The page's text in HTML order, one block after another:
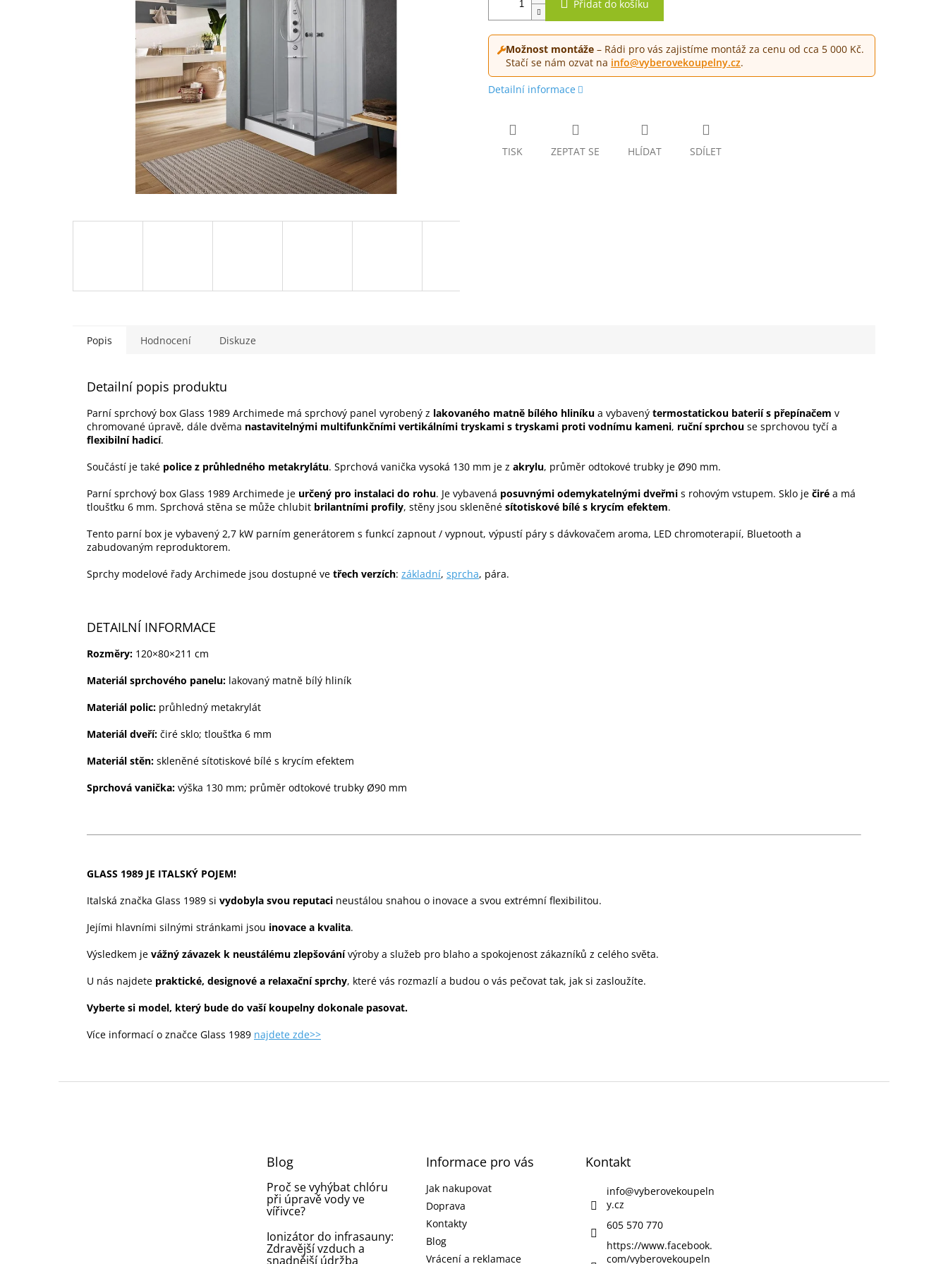
Přidat do košíku
Možnost montáže – Rádi pro vás zajistíme montáž za cenu od cca 5 000 Kč.
Stačí se nám ozvat na info@vyberovekoupelny.cz.
Detailní informace
TISK ZEPTAT SE HLÍDAT SDÍLET
Popis Hodnocení Diskuze
Detailní popis produktu
Parní sprchový box Glass 1989 Archimede má sprchový panel vyrobený z lakovaného matně bílého hliníku a vybavený termostatickou baterií s přepínačem v
chromované úpravě, dále dvěma nastavitelnými multifunkčními vertikálními tryskami s tryskami proti vodnímu kameni, ruční sprchou se sprchovou tyčí a
flexibilní hadicí.
Součástí je také police z průhledného metakrylátu. Sprchová vanička vysoká 130 mm je z akrylu, průměr odtokové trubky je Ø90 mm.
Parní sprchový box Glass 1989 Archimede je určený pro instalaci do rohu. Je vybavená posuvnými odemykatelnými dveřmi s rohovým vstupem. Sklo je čiré a má
tloušťku 6 mm. Sprchová stěna se může chlubit brilantními profily, stěny jsou skleněné sítotiskové bílé s krycím efektem.
Tento parní box je vybavený 2,7 kW parním generátorem s funkcí zapnout / vypnout, výpustí páry s dávkovačem aroma, LED chromoterapií, Bluetooth a
zabudovaným reproduktorem.
Sprchy modelové řady Archimede jsou dostupné ve třech verzích: základní, sprcha, pára.
DETAILNÍ INFORMACE
Rozměry: 120×80×211 cm
Materiál sprchového panelu: lakovaný matně bílý hliník
Materiál polic: průhledný metakrylát
Materiál dveří: čiré sklo; tloušťka 6 mm
Materiál stěn: skleněné sítotiskové bílé s krycím efektem
Sprchová vanička: výška 130 mm; průměr odtokové trubky Ø90 mm
GLASS 1989 JE ITALSKÝ POJEM!
Italská značka Glass 1989 si vydobyla svou reputaci neustálou snahou o inovace a svou extrémní flexibilitou.
Jejími hlavními silnými stránkami jsou inovace a kvalita.
Výsledkem je vážný závazek k neustálému zlepšovánívýroby a služeb pro blaho a spokojenost zákazníků z celého světa.
U nás najdete praktické, designové a relaxační sprchy, které vás rozmazlí a budou o vás pečovat tak, jak si zasloužíte.
Vyberte si model, který bude do vaší koupelny dokonale pasovat.
Více informací o značce Glass 1989 najdete zde>>
Blog
Proč se vyhýbat chlóru
při úpravě vody ve
vířivce?
Ionizátor do infrasauny:
Zdravější vzduch a
snadnější údržba
Informace pro vás
Jak nakupovat
Doprava
Kontakty
Blog
Vrácení a reklamace
Kontakt
info@vyberovekoupeln
y.cz
605 570 770
https://www.facebook.
com/vyberovekoupeln